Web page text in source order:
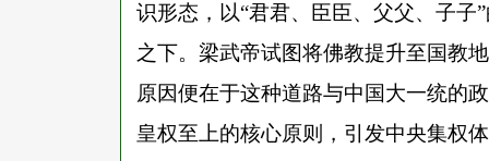
识形态，以“君君、臣臣、父父、子子
之下。梁武帝试图将佛教提升至国教
原因便在于这种道路与中国大一统
皇权至上的核心原则，引发中央集权